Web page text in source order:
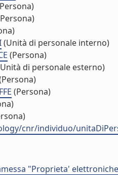
(Unità di personale interno)
(Persona)
di personale esterno)
(Persona)
cnr/individuo/
"Proprieta'